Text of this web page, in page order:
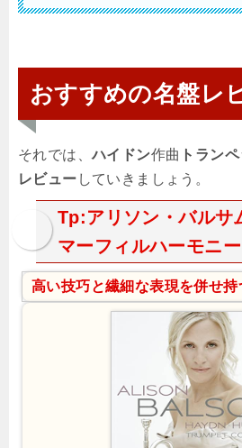
おすすめの名盤レ
それでは、ハイドン作曲 トラン
レビュー していきましょう。
Tp:アリソン・バルサ
マーフィルハーモニー
高い技巧と繊細な表現を併せ